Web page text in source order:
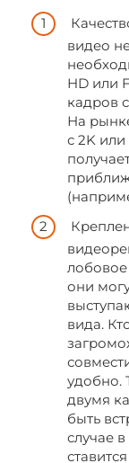
видео
HD или
кадров
На
с 2K
лобовое
они
вида.
удобно.
двумя
быть
случае